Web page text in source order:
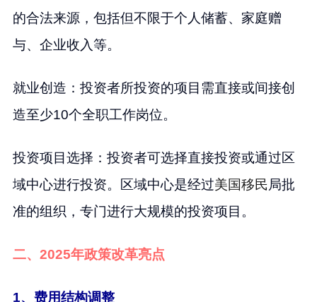
的合法来源，包括但不限于个人储蓄、家庭赠
与、企业收入等。
就业创造：投资者所投资的项目需直接或间接创
造至少10个全职工作岗位。
投资项目选择：投资者可选择直接投资或通过区
域中心进行投资。区域中心是经过美国移民局批
准的组织，专门进行大规模的投资项目。
二、2025年政策改革亮点
1、费用结构调整